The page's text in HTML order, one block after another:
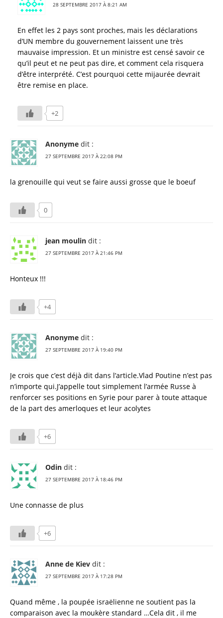
28 SEPTEMBRE 2017 À 8:21 AM
En effet les 2 pays sont proches, mais les déclarations
d’UN membre du gouvernement laissent une très
mauvaise impression. Et un ministre est censé savoir ce
qu’il peut et ne peut pas dire, et comment cela risquera
d’être interprété. C’est pourquoi cette mijaurée devrait
être remise en place.
+2
Anonyme dit :
27 SEPTEMBRE 2017 À 22:08 PM
la grenouille qui veut se faire aussi grosse que le boeuf
0
jean moulin dit :
27 SEPTEMBRE 2017 À 21:46 PM
Honteux !!!
+4
Anonyme dit :
27 SEPTEMBRE 2017 À 19:40 PM
Je crois que c’est déjà dit dans l’article.Vlad Poutine n’est pas
n’importe qui.J’appelle tout simplement l’armée Russe à
renforcer ses positions en Syrie pour parer à toute attaque
de la part des amerloques et leur acolytes
+6
Odin dit :
27 SEPTEMBRE 2017 À 18:46 PM
Une connasse de plus
+6
Anne de Kiev dit :
27 SEPTEMBRE 2017 À 17:28 PM
Quand même , la poupée israëlienne ne soutient pas la
comparaison avec la moukère standard …Cela dit , il me